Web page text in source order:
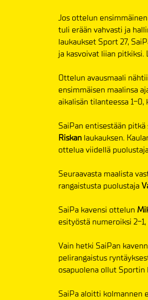
Jos ottelun
tuli erään vahvasti ja
laukaukset Sport 27,
ja kasvoivat liian
Ottelun avausmaali
ensimmäisen maalinsa
aikalisän tilanteessa 1-
SaiPan entisestään
Riskan laukauksen.
ottelua viidellä
Seuraavasta maalista
rangaistusta puolustaja
SaiPa kavensi ottelun
esityöstä numeroiksi 2-
Vain hetki SaiPan
pelirangaistus
osapuolena ollut Sportin
SaiPa aloitti kolmannen